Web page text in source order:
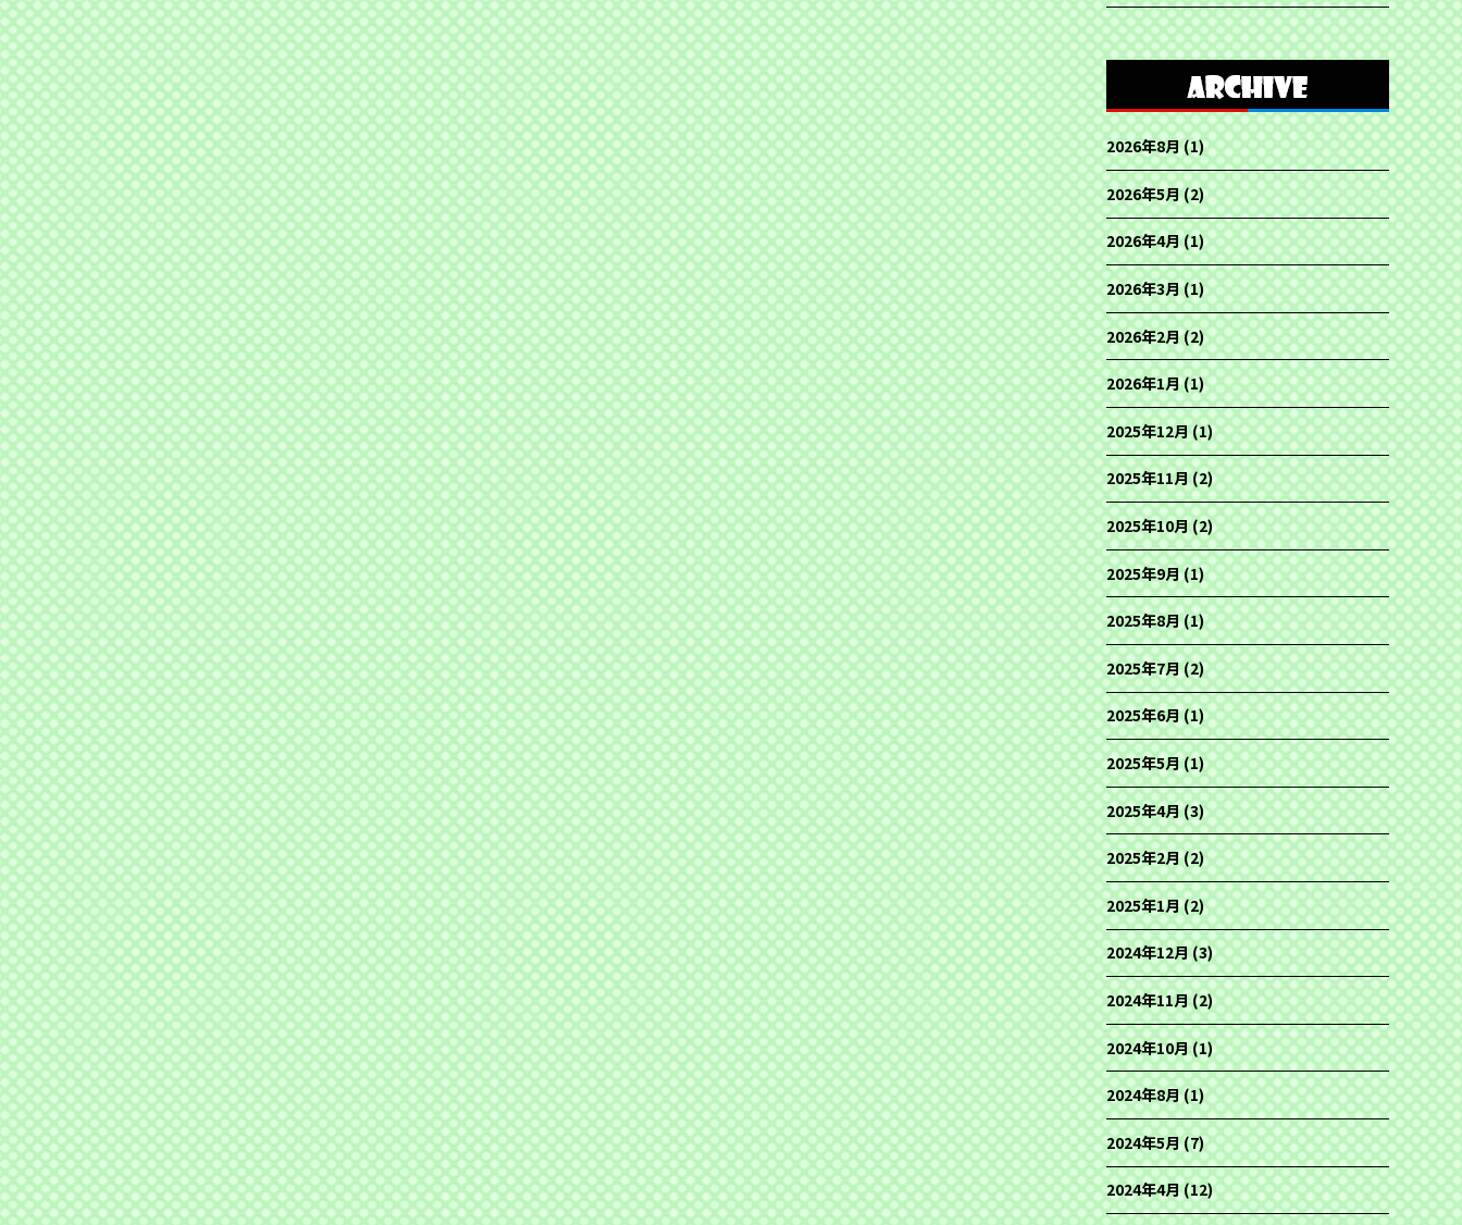
2026年8月(1)
2026年5月(2)
2026年4月(1)
2026年3月(1)
2026年2月(2)
2026年1月(1)
2025年12月(1)
2025年11月(2)
2025年10月(2)
2025年9月(1)
2025年8月(1)
2025年7月(2)
2025年6月(1)
2025年5月(1)
2025年4月(3)
2025年2月(2)
2025年1月(2)
2024年12月(3)
2024年11月(2)
2024年10月(1)
2024年8月(1)
2024年5月(7)
2024年4月(12)